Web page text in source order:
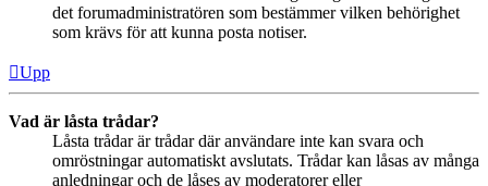
det forumadministratören som bestämmer vilken behörighet
som krävs för att kunna posta notiser.
Upp
Vad är låsta trådar?
Låsta trådar är trådar där användare inte kan svara och
omröstningar automatiskt avslutats. Trådar kan låsas av många
anledningar och de låses av moderatorer eller